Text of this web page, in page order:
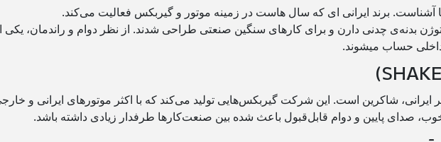
آشناست. برند ایرانی‌ ای که سال‌ هاست در زمینه‌ موتور و گیربکس فعالیت می‌کند.
بدنه‌ی چدنی دارن و برای کارهای سنگین صنعتی طراحی شدند. از نظر دوام و راندمان، یکی
داخلی حساب میشوند.
ایرانی، شاکرین است. این شرکت گیربکس‌هایی تولید می‌کند که با اکثر موتورهای ایرانی و
صدای پایین و دوام قابل‌قبول باعث شده بین صنعت‌کارها طرفدار زیادی داشته باشد.